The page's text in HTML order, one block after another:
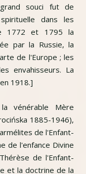
souci fut de
dans les
1772 et 1795 la
par la Russie, la
de l'Europe ; les
envahisseurs. La
1918.]
vénérable Mère
1885-1946),
de l'Enfant-
de l'enfance Divine
de l'Enfant-
et la doctrine de la